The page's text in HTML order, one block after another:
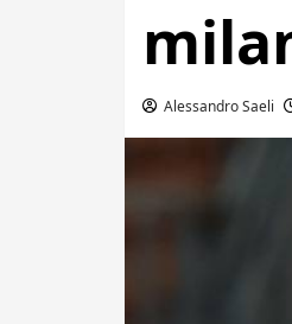
Alessandro Saeli